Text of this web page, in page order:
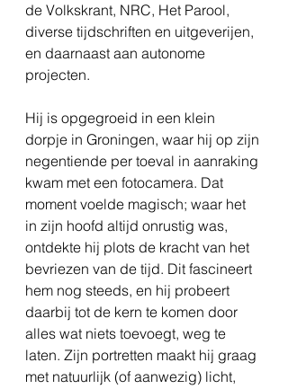
de Volkskrant, NRC, Het Parool,
diverse tijdschriften en uitgeverijen,
en daarnaast aan autonome
projecten.
Hij is opgegroeid in een klein
dorpje in Groningen, waar hij op zijn
negentiende per toeval in aanraking
kwam met een fotocamera. Dat
moment voelde magisch; waar het
in zijn hoofd altijd onrustig was,
ontdekte hij plots de kracht van het
bevriezen van de tijd. Dit fascineert
hem nog steeds, en hij probeert
daarbij tot de kern te komen door
alles wat niets toevoegt, weg te
laten. Zijn portretten maakt hij graag
met natuurlijk (of aanwezig) licht,